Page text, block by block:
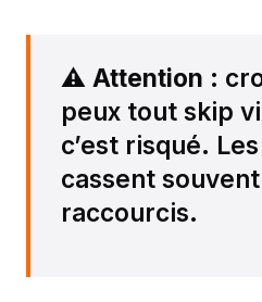
⚠️ Attention :
peux tout skip
c’est risqué.
cassent
raccourcis.